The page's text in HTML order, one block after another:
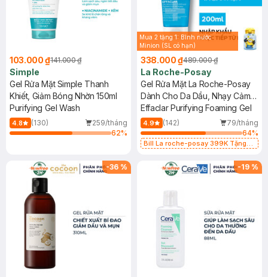
103.000 ₫141.000 ₫
Simple
Gel Rửa Mặt Simple Thanh
Khiết, Giảm Bóng Nhờn 150ml
Purifying Gel Wash
4.8 (130)
259/tháng
62%
Mua 2 tặng 1: Bình nước
Minion (SL có hạn)
338.000 ₫489.000 ₫
La Roche-Posay
Gel Rửa Mặt La Roche-Posay
Dành Cho Da Dầu, Nhạy Cảm
200ml
Effaclar Purifying Foaming Gel
4.9 (142)
79/tháng
64%
Bill La roche-posay 399K Tặng
(SL có hạn)
-36 % -19 %